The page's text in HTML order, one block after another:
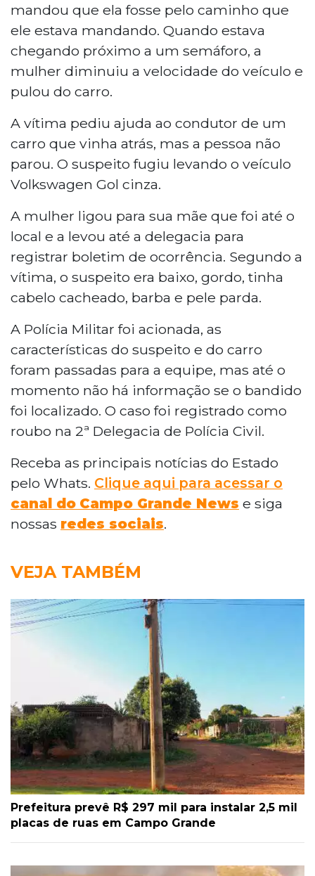
mandou que ela fosse pelo caminho que
ele estava mandando. Quando estava
chegando próximo a um semáforo, a
mulher diminuiu a velocidade do veículo e
pulou do carro.
A vítima pediu ajuda ao condutor de um
carro que vinha atrás, mas a pessoa não
parou. O suspeito fugiu levando o veículo
Volkswagen Gol cinza.
A mulher ligou para sua mãe que foi até o
local e a levou até a delegacia para
registrar boletim de ocorrência. Segundo a
vítima, o suspeito era baixo, gordo, tinha
cabelo cacheado, barba e pele parda.
A Polícia Militar foi acionada, as
características do suspeito e do carro
foram passadas para a equipe, mas até o
momento não há informação se o bandido
foi localizado. O caso foi registrado como
roubo na 2ª Delegacia de Polícia Civil.
Receba as principais notícias do Estado
pelo Whats. Clique aqui para acessar o
canal do Campo Grande News e siga
nossas redes sociais.
VEJA TAMBÉM
Prefeitura prevê R$ 297 mil para instalar 2,5 mil
placas de ruas em Campo Grande